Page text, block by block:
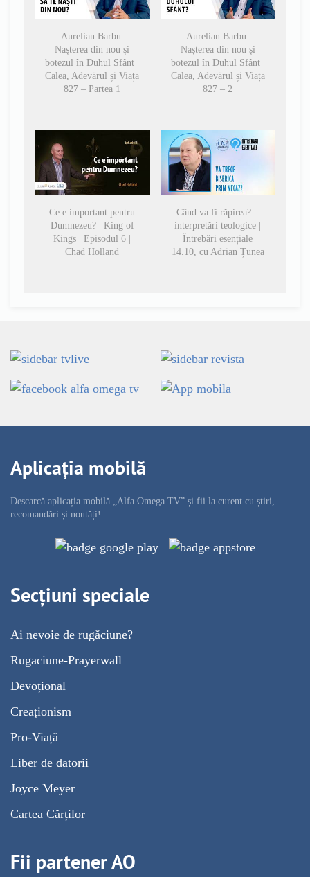
Aurelian Barbu:
Nașterea din nou și
botezul în Duhul Sfânt |
Calea, Adevărul și Viața
827 – Partea 1
Aurelian Barbu:
Nașterea din nou și
botezul în Duhul Sfânt |
Calea, Adevărul și Viața
827 – 2
Ce e important pentru
Dumnezeu? | King of
Kings | Episodul 6 |
Chad Holland
Când va fi răpirea? –
interpretări teologice |
Întrebări esențiale
14.10, cu Adrian Țunea
Aplicația mobilă
Descarcă aplicația mobilă „Alfa Omega TV” și fii la curent cu știri,
recomandări și noutăți!
Secțiuni speciale
Ai nevoie de rugăciune?
Rugaciune-Prayerwall
Devoțional
Creaționism
Pro-Viață
Liber de datorii
Joyce Meyer
Cartea Cărților
Fii partener AO